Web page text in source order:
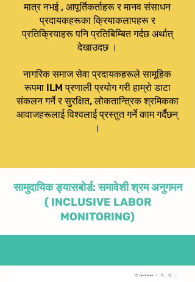
मात्र नभई , आपूर्तिकर्ताहरू र मानव संसाधन
प्रदायकहरूका क्रियाकलापहरू र
प्रतिक्रियाहरू पनि प्रतिबिम्बित गर्दछ अर्थात्
देखाउदछ ।
नागरिक समाज सेवा प्रदायकहरूले सामूहिक
रूपमा ILM प्रणाली प्रयोग गरी हाम्रो डाटा
संकलन गर्ने र सुरक्षित, लोकतान्त्रिक श्रमिकका
आवाजहरूलाई विश्वलाई प्रस्तुत गर्ने काम गर्दैछन्
।
सामुदायिक ड्यासबोर्ड: समावेशी श्रम अनुगमन
( INCLUSIVE LABOR
MONITORING)